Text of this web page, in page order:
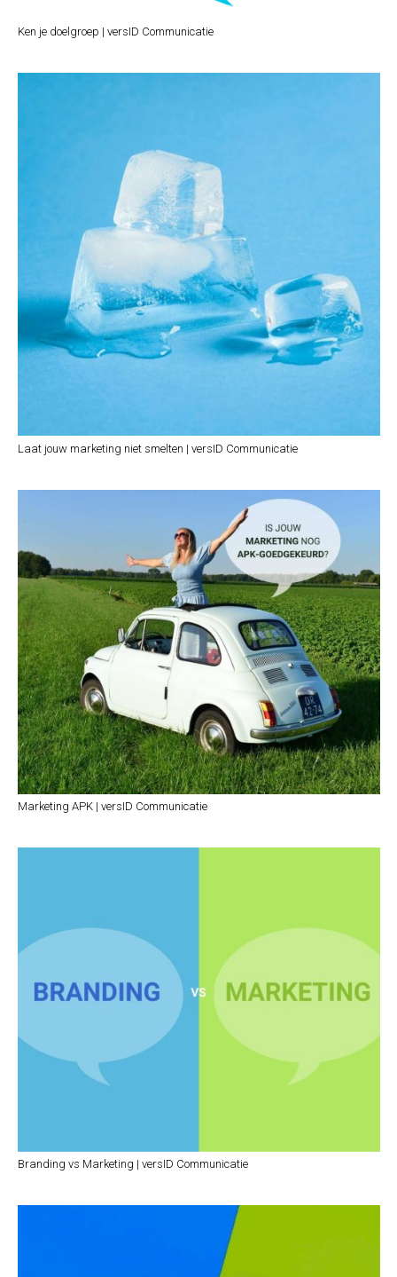
Ken je doelgroep | versID Communicatie
Laat jouw marketing niet smelten | versID Communicatie
Marketing APK | versID Communicatie
Branding vs Marketing | versID Communicatie